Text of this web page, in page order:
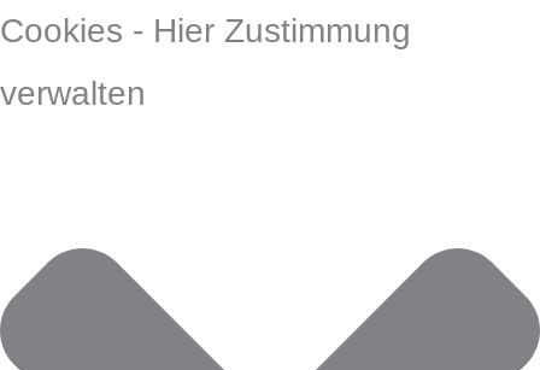
Cookies - Hier Zustimmung
verwalten
Funktional
Vorlieben
Statistiken
Marketing
Zum
Inhalt